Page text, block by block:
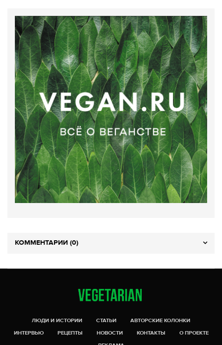
КОММЕНТАРИИ (0)
ЛЮДИ И ИСТОРИИ СТАТЬИ
АВТОРСКИЕ КОЛОНКИ
ИНТЕРВЬЮ
РЕЦЕПТЫ НОВОСТИ КОНТАКТЫ
О ПРОЕКТЕ